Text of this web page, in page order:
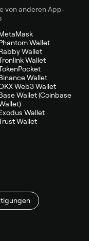
von anderen App-
Wallet
Wallet
Wallet
Wallet
Web3 Wallet
Wallet (Coinbase
Wallet
Wallet